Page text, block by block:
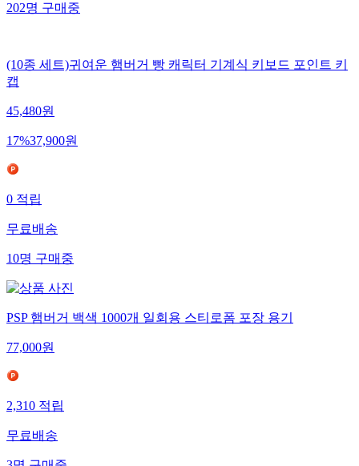
202명 구매중
(10종 세트)귀여운 햄버거 빵 캐릭터 기계식 키보드 포인트 키
캡
45,480원
17%37,900원
0적립
무료배송
10명구매중
PSP 햄버거 백색 1000개 일회용 스티로폼 포장 용기
77,000원
2,310적립
무료배송